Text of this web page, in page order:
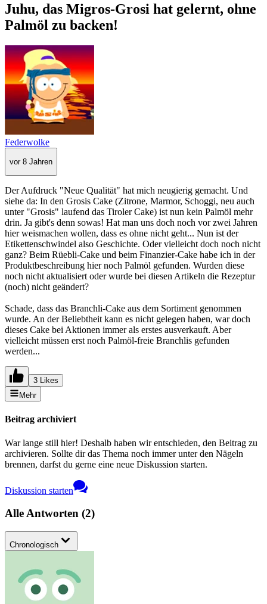
Juhu, das Migros-Grosi hat gelernt, ohne
Palmöl zu backen!
Federwolke
vor 8 Jahren
Der Aufdruck "Neue Qualität" hat mich neugierig gemacht. Und
siehe da: In den Grosis Cake (Zitrone, Marmor, Schoggi, neu auch
unter "Grosis" laufend das Tiroler Cake) ist nun kein Palmöl mehr
drin. Ja gibt's denn sowas! Hat man uns doch noch vor zwei Jahren
hier weismachen wollen, dass es ohne nicht geht... Nun ist der
Etikettenschwindel also Geschichte. Oder vielleicht doch noch nicht
ganz? Beim Rüebli-Cake und beim Finanzier-Cake habe ich in der
Produktbeschreibung hier noch Palmöl gefunden. Wurden diese
noch nicht aktualisiert oder wurde bei diesen Artikeln die Rezeptur
(noch) nicht geändert?
Schade, dass das Branchli-Cake aus dem Sortiment genommen
wurde. An der Beliebtheit kann es nicht gelegen haben, war doch
dieses Cake bei Aktionen immer als erstes ausverkauft. Aber
vielleicht müssen erst noch Palmöl-freie Branchlis gefunden
werden...
3 Likes
Mehr
Beitrag archiviert
War lange still hier! Deshalb haben wir entschieden, den Beitrag zu
archivieren. Sollte dir das Thema noch immer unter den Nägeln
brennen, darfst du gerne eine neue Diskussion starten.
Diskussion starten
Alle Antworten (2)
Chronologisch